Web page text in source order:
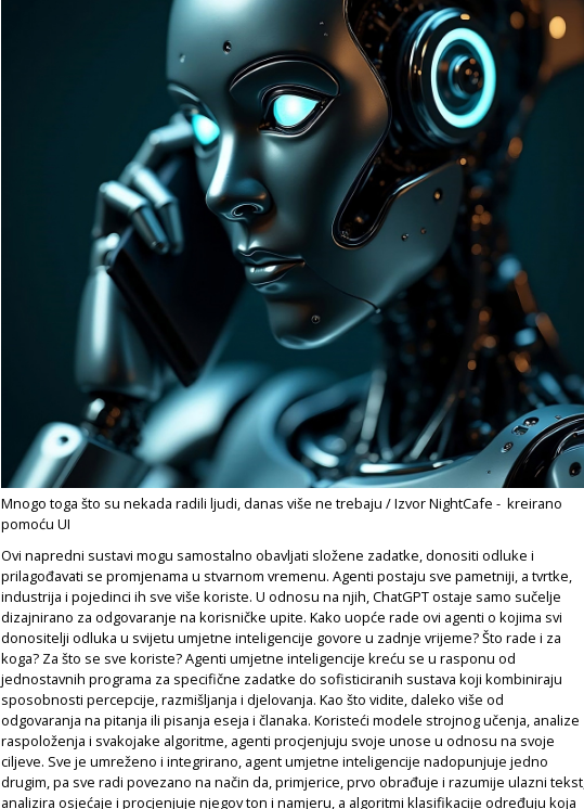
Mnogo toga što su nekada radili ljudi, danas više ne trebaju / Izvor NightCafe - kreirano
pomoću UI
Ovi napredni sustavi mogu samostalno obavljati složene zadatke, donositi odluke i
prilagođavati se promjenama u stvarnom vremenu. Agenti postaju sve pametniji, a tvrtke,
industrija i pojedinci ih sve više koriste. U odnosu na njih, ChatGPT ostaje samo sučelje
dizajnirano za odgovaranje na korisničke upite. Kako uopće rade ovi agenti o kojima svi
donositelji odluka u svijetu umjetne inteligencije govore u zadnje vrijeme? Što rade i za
koga? Za što se sve koriste? Agenti umjetne inteligencije kreću se u rasponu od
jednostavnih programa za specifične zadatke do sofisticiranih sustava koji kombiniraju
sposobnosti percepcije, razmišljanja i djelovanja. Kao što vidite, daleko više od
odgovaranja na pitanja ili pisanja eseja i članaka. Koristeći modele strojnog učenja, analize
raspoloženja i svakojake algoritme, agenti procjenjuju svoje unose u odnosu na svoje
ciljeve. Sve je umreženo i integrirano, agent umjetne inteligencije nadopunjuje jedno
drugim, pa sve radi povezano na način da, primjerice, prvo obrađuje i razumije ulazni tekst,
analizira osjećaje i procjenjuje njegov ton i namjeru, a algoritmi klasifikacije određuju koja